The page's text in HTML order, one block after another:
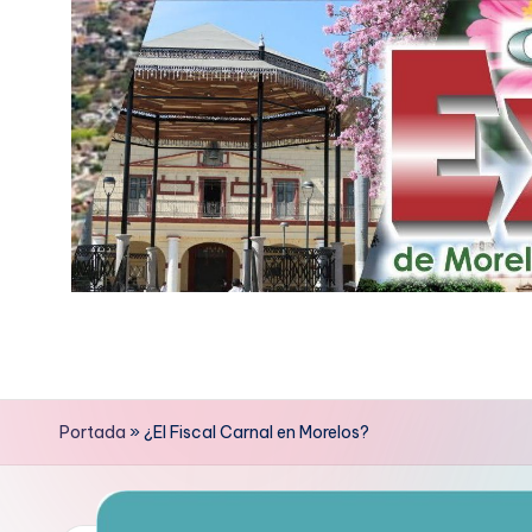
contenido
p
r
e
Portada »¿El Fiscal Carnal en Morelos?